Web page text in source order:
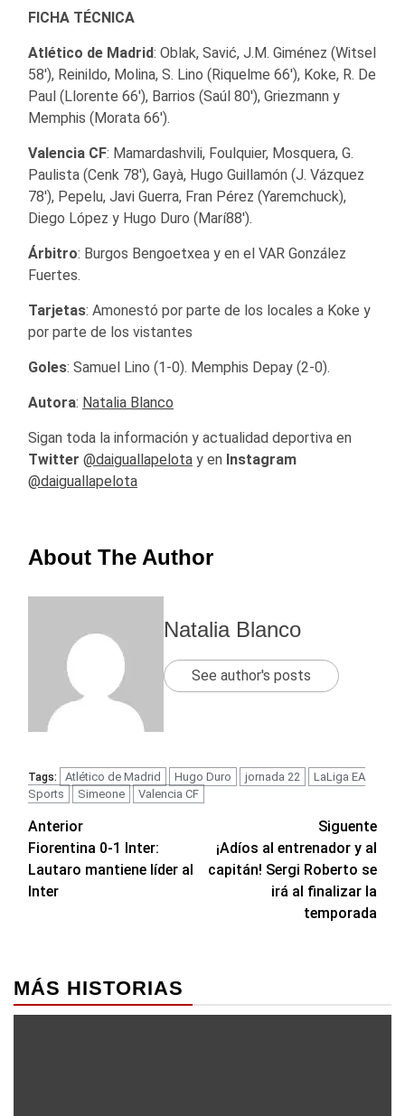
FICHA TÉCNICA
Atlético de Madrid: Oblak, Savić, J.M. Giménez (Witsel
58′), Reinildo, Molina, S. Lino (Riquelme 66′), Koke, R. De
Paul (Llorente 66′), Barrios (Saúl 80′), Griezmann y
Memphis (Morata 66′).
Valencia CF: Mamardashvili, Foulquier, Mosquera, G.
Paulista (Cenk 78′), Gayà, Hugo Guillamón (J. Vázquez
78′), Pepelu, Javi Guerra, Fran Pérez (Yaremchuck),
Diego López y Hugo Duro (Marí88′).
Árbitro: Burgos Bengoetxea y en el VAR González
Fuertes.
Tarjetas: Amonestó por parte de los locales a Koke y
por parte de los vistantes
Goles: Samuel Lino (1-0). Memphis Depay (2-0).
Autora: Natalia Blanco
Sigan toda la información y actualidad deportiva en
Twitter @daiguallapelota y en Instagram
@daiguallapelota
About The Author
Natalia Blanco
See author's posts
Tags: Atlético de Madrid Hugo Duro jornada 22
LaLiga EA
Sports
Simeone Valencia CF
Navegación
de
entradas
Anterior
Fiorentina 0-1 Inter:
Lautaro mantiene líder al
Inter
Siguente
¡Adíos al entrenador y al
capitán! Sergi Roberto se
irá al finalizar la
temporada
MÁS HISTORIAS